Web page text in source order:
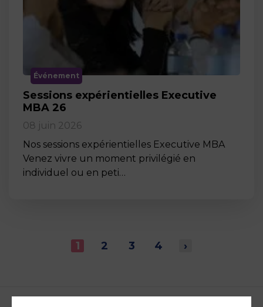
Événement
Sessions expérientielles Executive
MBA 26
08 juin 2026
Nos sessions expérientielles Executive MBA
Venez vivre un moment privilégié en
individuel ou en peti…
1 2 3 4 ›